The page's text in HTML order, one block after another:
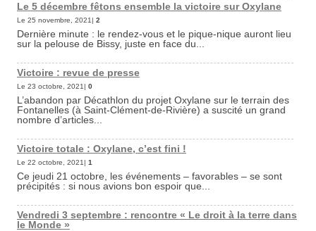
Le 5 décembre fêtons ensemble la victoire sur Oxylane
Le 25 novembre, 2021| 2
Dernière minute : le rendez-vous et le pique-nique auront lieu
sur la pelouse de Bissy, juste en face du...
Victoire : revue de presse
Le 23 octobre, 2021| 0
L’abandon par Décathlon du projet Oxylane sur le terrain des
Fontanelles (à Saint-Clément-de-Rivière) a suscité un grand
nombre d’articles...
Victoire totale : Oxylane, c’est fini !
Le 22 octobre, 2021| 1
Ce jeudi 21 octobre, les événements – favorables – se sont
précipités : si nous avions bon espoir que...
Vendredi 3 septembre : rencontre « Le droit à la terre dans
le Monde »